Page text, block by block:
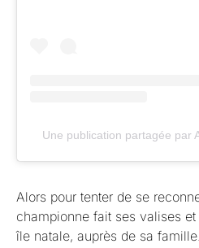
Une publication partagée par
Alors pour tenter de se
championne fait ses valises
île natale, auprès de sa famille.